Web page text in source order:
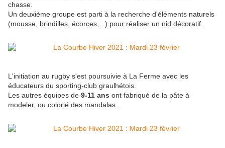
chasse.
Un deuxième groupe est parti à la recherche d'éléments naturels
(mousse, brindilles, écorces,...) pour réaliser un nid décoratif.
L'initiation au rugby s'est poursuivie à La Ferme avec les
éducateurs du sporting-club graulhétois.
Les autres équipes de 9-11 ans ont fabriqué de la pâte à
modeler, ou colorié des mandalas.